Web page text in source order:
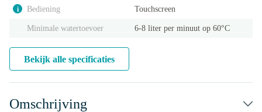
i Bediening Touchscreen
Minimale watertoevoer 6-8 liter per minuut op 60°C
Bekijk alle specificaties
Omschrijving